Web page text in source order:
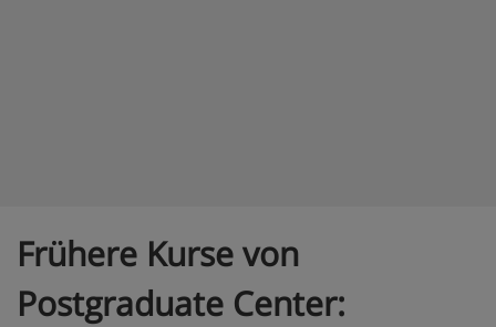
Frühere Kurse von
Postgraduate Center: